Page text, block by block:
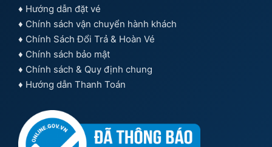
♦ Hướng dẫn đặt vé
♦ Chính sách vận chuyển hành khách
♦ Chính Sách Đổi Trả & Hoàn Vé
♦ Chính sách bảo mật
♦ Chính sách & Quy định chung
♦ Hướng dẫn Thanh Toán